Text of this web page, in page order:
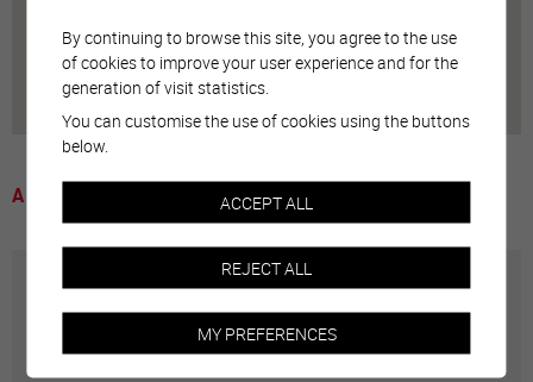
A voir
Annuaire communal
By continuing to browse this site, you agree to the use
of cookies to improve your user experience and for the
generation of visit statistics.
You can customise the use of cookies using the buttons
below.
ACCEPT ALL
REJECT ALL
MY PREFERENCES